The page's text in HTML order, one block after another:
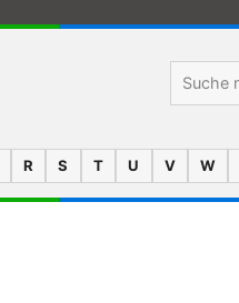
R S T U V W